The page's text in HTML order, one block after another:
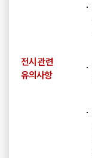
전시 관련
유의사항